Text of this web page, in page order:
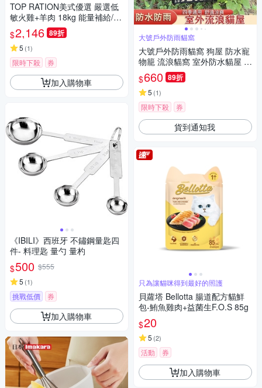
TOP RATION美式優選 嚴選低
敏火雞+羊肉 18kg 能量補給/良
好體態配方 提供毛孩日常養分
送贈品
$2,146 89折
5 (1)
限時下殺 券
加入購物車
《IBILI》西班牙 不鏽鋼量匙四
件- 料理匙 量勺 量杓
$500 $555
5 (1)
挑戰低價 券
加入購物車
大號戶外防雨貓窩
大號戶外防雨貓窩 狗屋 防水寵
物籠 流浪貓窩 室外防水貓屋 貓
房子別墅帳篷【50*40*45cm】
$660 89折
5 (1)
限時下殺 券
貨到通知我
只為讓貓咪得到最好的照護
貝蘿塔 Bellotta 腸道配方貓鮮
包-鮪魚雞肉+益菌生F.O.S 85g
$20
5 (2)
活動 券
加入購物車